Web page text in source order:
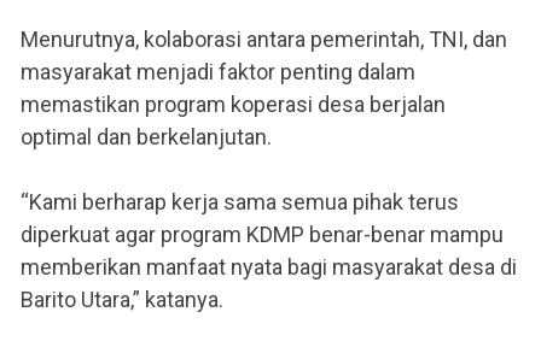
Menurutnya, kolaborasi antara pemerintah, TNI, dan
masyarakat menjadi faktor penting dalam
memastikan program koperasi desa berjalan
optimal dan berkelanjutan.
“Kami berharap kerja sama semua pihak terus
diperkuat agar program KDMP benar-benar mampu
memberikan manfaat nyata bagi masyarakat desa di
Barito Utara,” katanya.